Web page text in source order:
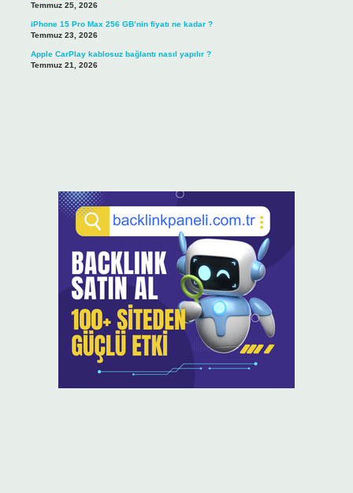
Temmuz 25, 2026
iPhone 15 Pro Max 256 GB’nin fiyatı ne kadar ?
Temmuz 23, 2026
Apple CarPlay kablosuz bağlantı nasıl yapılır ?
Temmuz 21, 2026